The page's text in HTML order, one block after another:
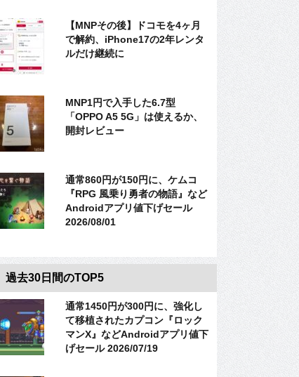
【MNPその後】ドコモを4ヶ月
で解約、iPhone17の2年レンタ
ルだけ継続に
MNP1円で入手した6.7型
「OPPO A5 5G」は使えるか、
開封レビュー
通常860円が150円に、ケムコ
『RPG 風乗り勇者の物語』など
Androidアプリ値下げセール
2026/08/01
過去30日間のTOP5
通常1450円が300円に、強化し
て移植されたカプコン『ロック
マンX』などAndroidアプリ値下
げセール 2026/07/19